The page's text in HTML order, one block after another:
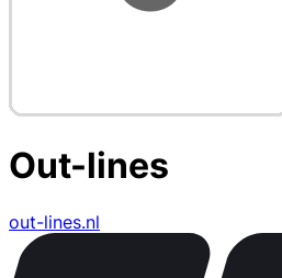
Out-lines
out-lines.nl